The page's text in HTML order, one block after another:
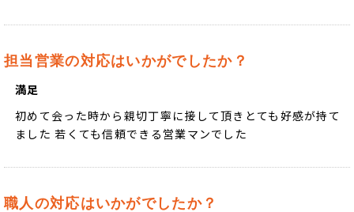
担当営業の対応はいかがでしたか？
満足
初めて会った時から親切丁寧に接して頂きとても好感が持て
ました 若くても信頼できる営業マンでした
職人の対応はいかがでしたか？